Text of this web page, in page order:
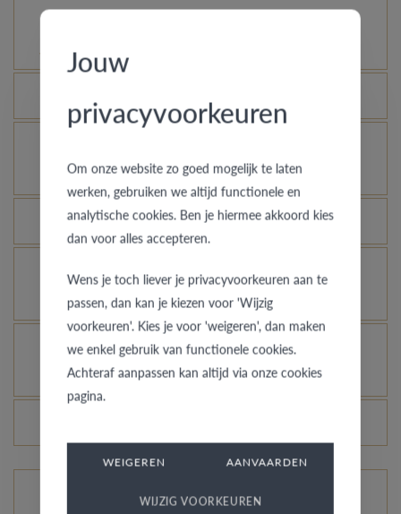
Voor welke ringen is de diefstalverzekering
andere kleur of breedte?
Hoe blijft je gouden ring er als nieuw uitzien?
Je gouden, platina of palladium ring nog meer
laten glanzen, kan dat?
Hoe vermijd je dat het gerhodineerd wit goud
verandert in champagnekleur?
Jouw
privacyvoorkeuren
Om onze website zo goed mogelijk te laten
werken, gebruiken we altijd functionele en
analytische cookies. Ben je hiermee akkoord kies
dan voor alles accepteren.
Wens je toch liever je privacyvoorkeuren aan te
passen, dan kan je kiezen voor 'Wijzig
voorkeuren'. Kies je voor 'weigeren', dan maken
we enkel gebruik van functionele cookies.
Achteraf aanpassen kan altijd via onze cookies
pagina.
WEIGEREN AANVAARDEN
WIJZIG VOORKEUREN